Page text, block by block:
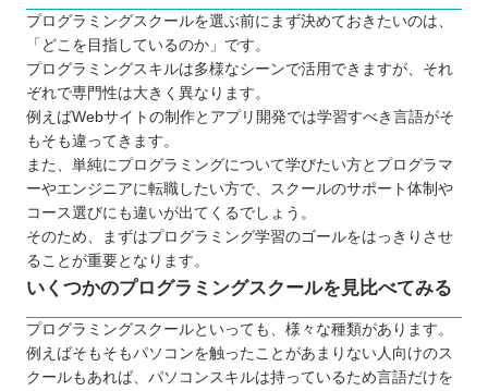
サポートはどの程度行われているか
カリキュラムの質に満足できるか
プログラミングスクールに通う5つのメリット
独学よりもモチベーションを維持しやすい
相談相手が身近にいる
効率的な学習を実現できる
転職や就職が有利になる
実務に役立つスキルが身に付く
プログラミングスクールに通う3つのデメリット
学びたい言語が選択できない場合がある
コストは独学よりもかかってしまう
スケジュールを柔軟に設定できない
どんなプログラミング言語を学ぶのが良いのか
プログラミングスクールを選ぶ前にまず決めておきたいのは、
「どこを目指しているのか」です。
プログラミングスキルは多様なシーンで活用できますが、それ
ぞれで専門性は大きく異なります。
例えばWebサイトの制作とアプリ開発では学習すべき言語がそ
もそも違ってきます。
また、単純にプログラミングについて学びたい方とプログラマ
ーやエンジニアに転職したい方で、スクールのサポート体制や
コース選びにも違いが出てくるでしょう。
そのため、まずはプログラミング学習のゴールをはっきりさせ
ることが重要となります。
いくつかのプログラミングスクールを見比べてみる
プログラミングスクールといっても、様々な種類があります。
例えばそもそもパソコンを触ったことがあまりない人向けのス
クールもあれば、パソコンスキルは持っているため言語だけを